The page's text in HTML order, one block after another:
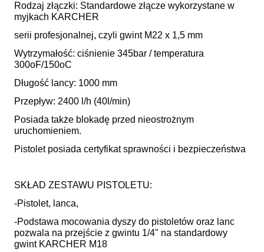
Rodzaj złączki: Standardowe złącze wykorzystane w
myjkach KARCHER
serii profesjonalnej, czyli gwint M22 x 1,5 mm
Wytrzymałość: ciśnienie 345bar / temperatura
300oF/150oC
Długość lancy: 1000 mm
Przepływ: 2400 l/h (40l/min)
Posiada także blokadę przed nieostrożnym
uruchomieniem.
Pistolet posiada certyfikat sprawności i bezpieczeństwa
SKŁAD ZESTAWU PISTOLETU:
-Pistolet, lanca,
-Podstawa mocowania dyszy do pistoletów oraz lanc
pozwala na przejście z gwintu 1/4" na standardowy
gwint KARCHER M18